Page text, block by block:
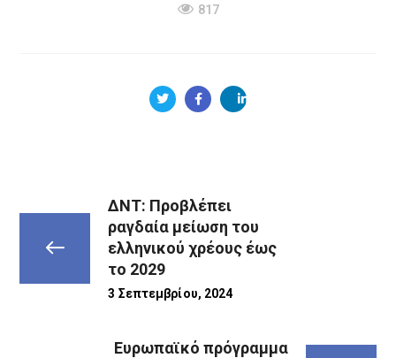
817
ΔΝΤ: Προβλέπει
ραγδαία μείωση του
ελληνικού χρέους έως
το 2029
3 Σεπτεμβρίου, 2024
Ευρωπαϊκό πρόγραμμα